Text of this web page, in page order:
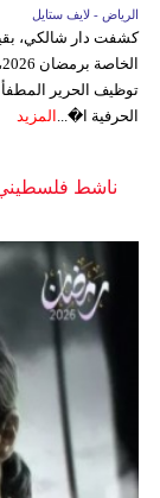
الرياض - لايف ستايل
كشفت دار شالكي،
توظيف الحرير المطفأ
الحرفية ا�... المزيد
ناشط